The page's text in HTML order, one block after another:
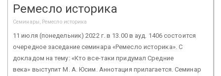
Ремесло историка
Семинары, Ремесло историка
11 июля (понедельник) 2022 г. в 13.00 в ауд. 1406 состоится
очередное заседание семинара «Ремесло историка». С
докладом на тему: «Кто все-таки придумал Средние
века» выступит М. А. Юсим. Аннотация прилагается. Семинар